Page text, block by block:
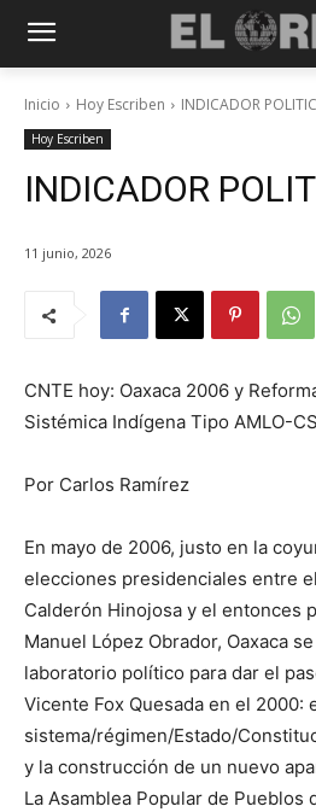
Inicio Hoy Escriben INDICADOR
Hoy Escriben
INDICADOR
11 junio, 2026
CNTE hoy: Oaxaca 2006 y
Sistémica Indígena Tipo AMLO-
Por Carlos Ramírez
En mayo de 2006, justo en la
elecciones presidenciales entre
Calderón Hinojosa y el entonces
Manuel López Obrador, Oaxaca
laboratorio político para dar el
Vicente Fox Quesada en el 2000:
sistema/régimen/Estado/
y la construcción de un nuevo
La Asamblea Popular de Pueblos